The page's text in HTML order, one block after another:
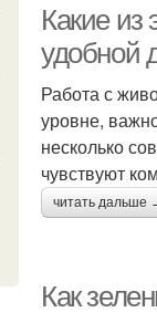
Какие из
удобной
Работа с
уровне,
несколько
чувствуют
читать дальше
Как